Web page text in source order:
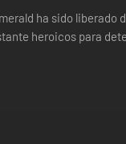
ha sido
heroicos para